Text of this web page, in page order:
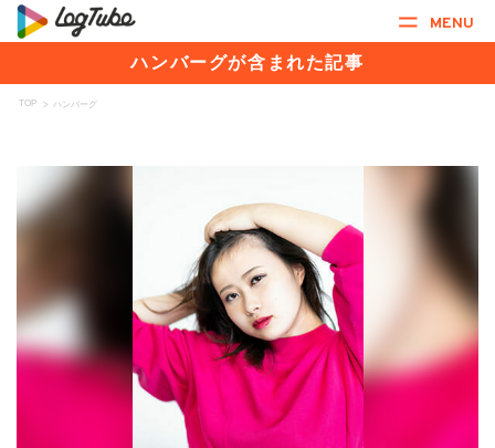
MENU
ハンバーグが含まれた記事
TOP > ハンバーグ